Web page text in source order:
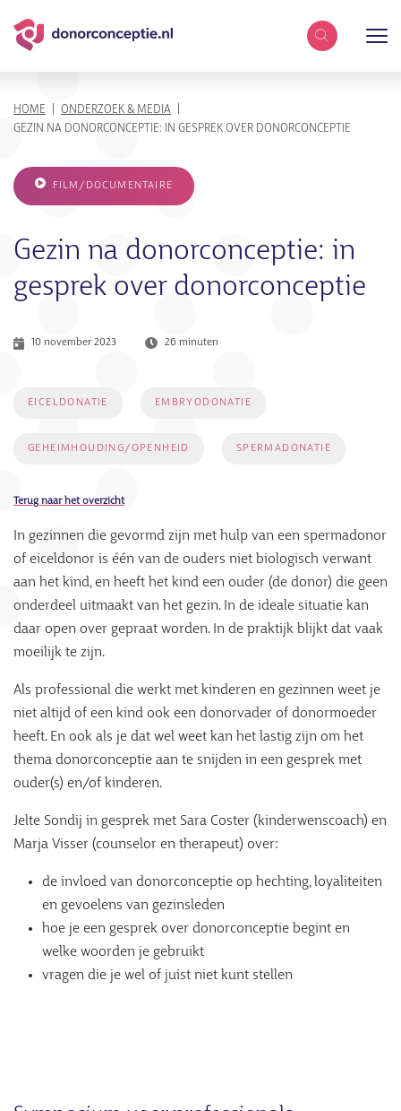
Zoekterm
KRUIMELPAD
HOME
ONDERZOEK & MEDIA
GEZIN NA DONORCONCEPTIE: IN GESPREK OVER DONORCONCEPTIE
FILM/DOCUMENTAIRE
Gezin na donorconceptie: in
gesprek over donorconceptie
10 november 2023 26 minuten
EICELDONATIE EMBRYODONATIE
GEHEIMHOUDING/OPENHEID SPERMADONATIE
Terug naar het overzicht
In gezinnen die gevormd zijn met hulp van een spermadonor
of eiceldonor is één van de ouders niet biologisch verwant
aan het kind, en heeft het kind een ouder (de donor) die geen
onderdeel uitmaakt van het gezin. In de ideale situatie kan
daar open over gepraat worden. In de praktijk blijkt dat vaak
moeilijk te zijn.
Als professional die werkt met kinderen en gezinnen weet je
niet altijd of een kind ook een donorvader of donormoeder
heeft. En ook als je dat wel weet kan het lastig zijn om het
thema donorconceptie aan te snijden in een gesprek met
ouder(s) en/of kinderen.
Jelte Sondij in gesprek met Sara Coster (kinderwenscoach) en
Marja Visser (counselor en therapeut) over:
de invloed van donorconceptie op hechting, loyaliteiten
en gevoelens van gezinsleden
hoe je een gesprek over donorconceptie begint en
welke woorden je gebruikt
vragen die je wel of juist niet kunt stellen